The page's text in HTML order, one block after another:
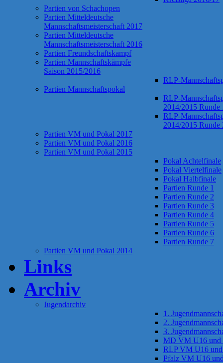
Partien von Schachopen
Partien Mitteldeutsche
Mannschaftsmeisterschaft 2017
Partien Mitteldeutsche
Mannschaftsmeisterschaft 2016
Partien Freundschaftskampf
Partien Mannschaftskämpfe
Saison 2015/2016
RLP-
Partien Mannschaftspokal
RLP-
2014/2015 Runde
RLP-
2014/2015 Runde
Partien VM und Pokal 2017
Partien VM und Pokal 2016
Partien VM und Pokal 2015
Pokal Achtelfinale
Pokal Viertelfinale
Pokal Halbfinale
Partien Runde 1
Partien Runde 2
Partien Runde 3
Partien Runde 4
Partien Runde 5
Partien Runde 6
Partien Runde 7
Partien VM und Pokal 2014
Links
Archiv
Jugendarchiv
1.
2.
3.
MD VM U16 und
RLP VM U16
Pfalz VM U16